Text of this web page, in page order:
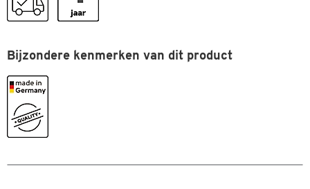
Afmetingen
Bijzondere kenmerken van dit product